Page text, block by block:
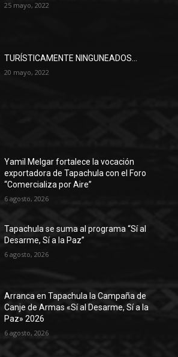
25 mayo, 2022
TURÍSTICAMENTE NINGUNEADOS…
20 mayo, 2022
Yamil Melgar fortalece la vocación
exportadora de Tapachula con el Foro
“Comercializa por Aire”
6 agosto, 2026
Tapachula se suma al programa “Sí al
Desarme, Sí a la Paz”
6 agosto, 2026
Arranca en Tapachula la Campaña de
Canje de Armas «Sí al Desarme, Sí a la
Paz» 2026
6 agosto, 2026